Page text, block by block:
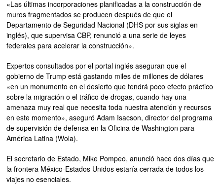
«Las últimas incorporaciones planificadas a la construcción de
muros fragmentados se producen después de que el
Departamento de Seguridad Nacional (DHS por sus siglas en
inglés), que supervisa CBP, renunció a una serie de leyes
federales para acelerar la construcción».
Expertos consultados por el portal inglés aseguran que el
gobierno de Trump está gastando miles de millones de dólares
«en un monumento en el desierto que tendrá poco efecto práctico
sobre la migración o el tráfico de drogas, cuando hay una
amenaza muy real que necesita toda nuestra atención y recursos
en este momento», aseguró Adam Isacson, director del programa
de supervisión de defensa en la Oficina de Washington para
América Latina (Wola).
El secretario de Estado, Mike Pompeo, anunció hace dos días que
la frontera México-Estados Unidos estaría cerrada de todos los
viajes no esenciales.